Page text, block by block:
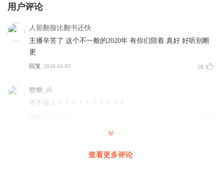
用户评论
人那翻脸比翻书还快
主播辛苦了 这个不一般的2020年 有你们陪着 真好 好听别断
更
回复 2020-02-02 18
貔貅_i6
很不错！！！！！！！！！！！
等级划分谁知道 ？？？？？
查看更多评论